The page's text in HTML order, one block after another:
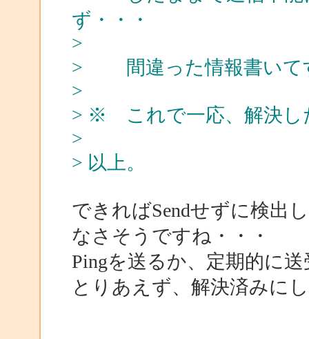
ず・・・
>
> 間違った情報書いて
>
> ※ これで一応、解決し
>
> 以上。
できればSendせずに検出
なさそうですね・・・
Pingを送るか、定期的に
とりあえず、解決済みに